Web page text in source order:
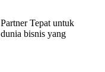
Tepat untuk
bisnis yang